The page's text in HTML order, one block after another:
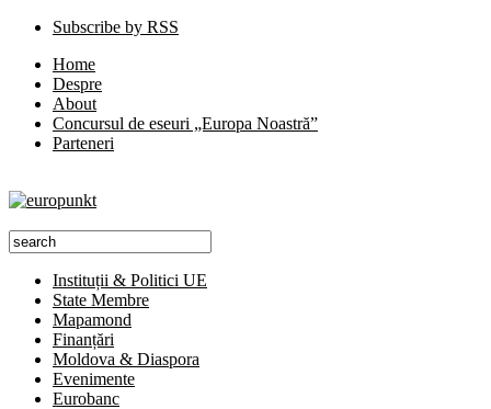
Subscribe by RSS
Home
Despre
About
Concursul de eseuri „Europa Noastră”
Parteneri
Instituții & Politici UE
State Membre
Mapamond
Finanțări
Moldova & Diaspora
Evenimente
Eurobanc